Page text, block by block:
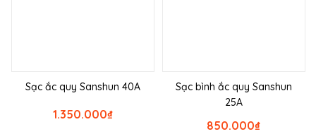
Sạc ắc quy Sanshun 40A
₫
1.350.000
Sạc bình ắc quy Sanshun
25A
₫
850.000